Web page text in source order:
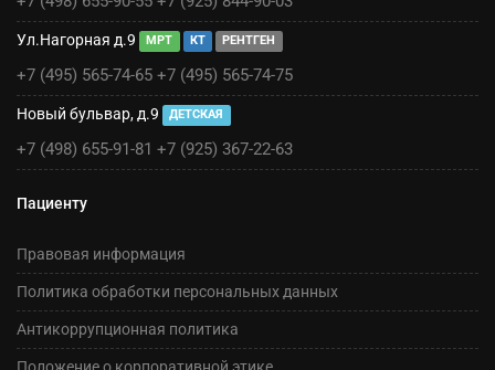
Ул.Нагорная д.9 МРТ КТ РЕНТГЕН
+7 (495) 565-74-65 +7 (495) 565-74-75
Новый бульвар, д.9 ДЕТСКАЯ
+7 (498) 655-91-81 +7 (925) 367-22-63
Пациенту
Правовая информация
Политика обработки персональных данных
Антикоррупционная политика
Положение о корпоративной этике